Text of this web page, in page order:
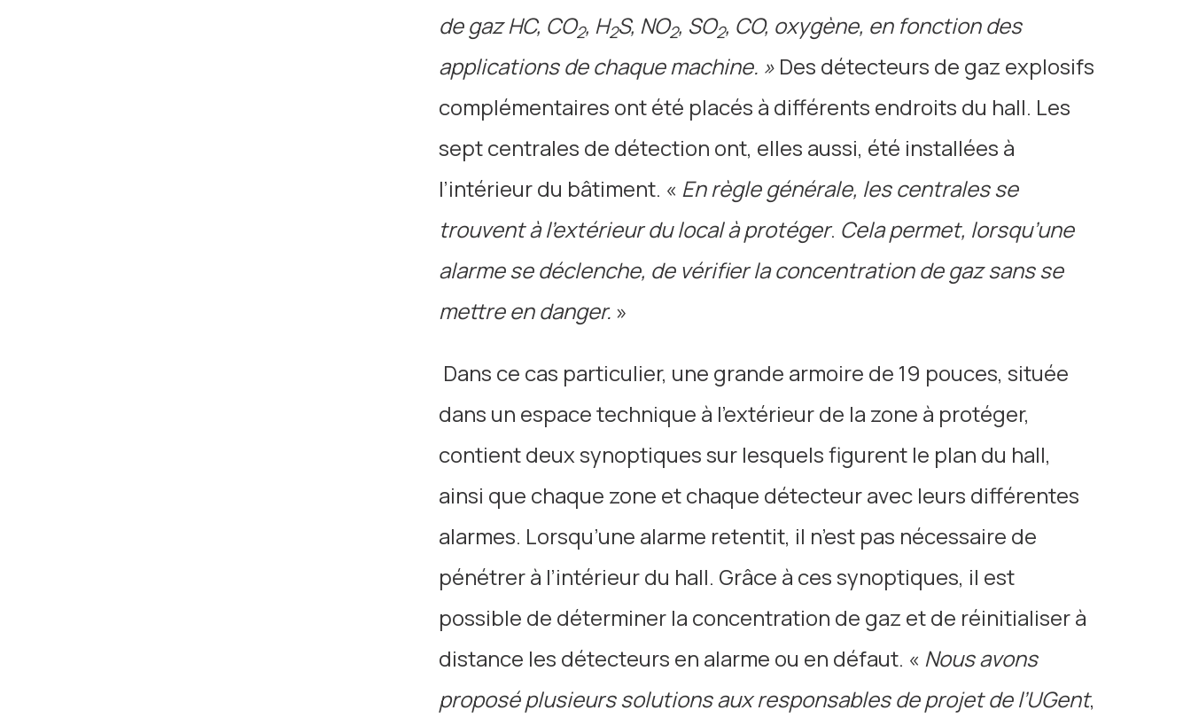
de gaz HC, CO2, H2S, NO2, SO2, CO, oxygène, en fonction des
applications de chaque machine. » Des détecteurs de gaz explosifs
complémentaires ont été placés à différents endroits du hall. Les
sept centrales de détection ont, elles aussi, été installées à
l’intérieur du bâtiment. « En règle générale, les centrales se
trouvent à l’extérieur du local à protéger. Cela permet, lorsqu’une
alarme se déclenche, de vérifier la concentration de gaz sans se
mettre en danger. »
Dans ce cas particulier, une grande armoire de 19 pouces, située
dans un espace technique à l’extérieur de la zone à protéger,
contient deux synoptiques sur lesquels figurent le plan du hall,
ainsi que chaque zone et chaque détecteur avec leurs différentes
alarmes. Lorsqu’une alarme retentit, il n’est pas nécessaire de
pénétrer à l’intérieur du hall. Grâce à ces synoptiques, il est
possible de déterminer la concentration de gaz et de réinitialiser à
distance les détecteurs en alarme ou en défaut. « Nous avons
proposé plusieurs solutions aux responsables de projet de l’UGent,